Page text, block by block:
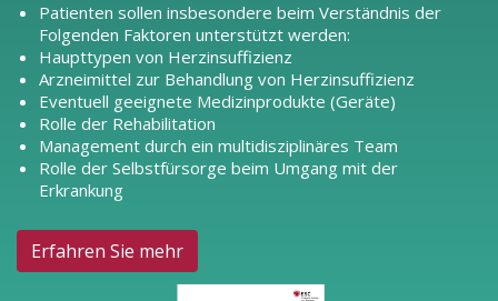
Patienten sollen insbesondere beim Verständnis der
Folgenden Faktoren unterstützt werden:
Haupttypen von Herzinsuffizienz
Arzneimittel zur Behandlung von Herzinsuffizienz
Eventuell geeignete Medizinprodukte (Geräte)
Rolle der Rehabilitation
Management durch ein multidisziplinäres Team
Rolle der Selbstfürsorge beim Umgang mit der
Erkrankung
Erfahren Sie mehr